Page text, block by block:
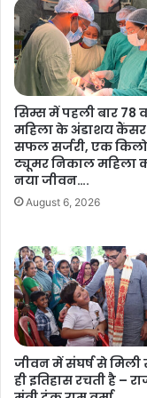
विधेयक के तहत बीएलसी के
हितग्राही ईडब्ल्यूएस श्रेणी
गई है, जबकि छत्तीसगढ़
अधिनियम 2023 की
से अधिक न हो, का प्रावधान
संशोधन कर रही है.
शेयर करें :-
ब
ल
—
र
सो
ई
गै
स
क
ने
न
ना
स
श
क्ति
क
र
ण
का
ला
ओं
को
मि
ला
म्मा
न
ज
न
क
न
:
सू
र
ज
बा
ई
के
सिम्स में पहली बार 78
महिला के अंडाशय
सफल सर्जरी, एक
ट्यूमर निकाल महिला
नया जीवन….
August 6, 2026
जीवन में संघर्ष से
ही इतिहास रचती है –